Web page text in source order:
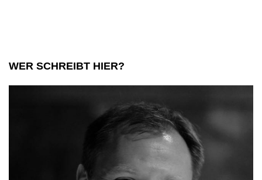
WER SCHREIBT HIER?